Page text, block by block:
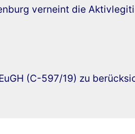
verneint die
(C-597/19) zu